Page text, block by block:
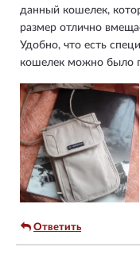
данный кошелек,
размер отлично
Удобно, что есть
кошелек можно было
Ответить